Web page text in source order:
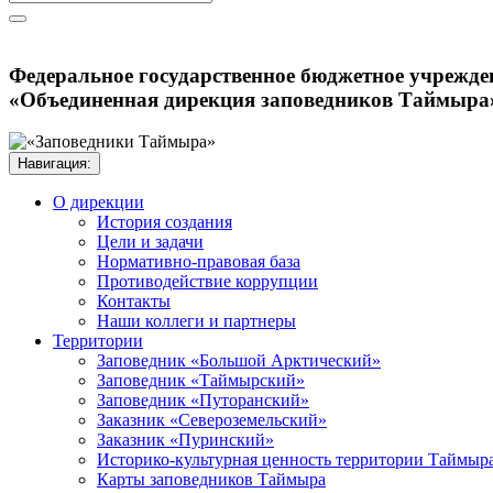
Федеральное государственное бюджетное
«Объединенная дирекция заповедников
Навигация:
О дирекции
История создания
Цели и задачи
Нормативно-правовая база
Противодействие коррупции
Контакты
Наши коллеги и партнеры
Территории
Заповедник «Большой Арктический»
Заповедник «Таймырский»
Заповедник «Путоранский»
Заказник «Североземельский»
Заказник «Пуринский»
Историко-культурная ценность территории
Карты заповедников Таймыра